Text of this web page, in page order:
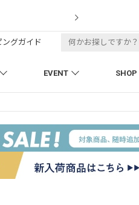
EVENT SHOP
ングガイド